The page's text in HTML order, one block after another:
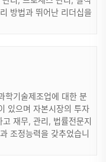
방법과 뛰어난 리더십을
학기술제조업에 대한 분
있으며 자본시장의 투자
재무, 관리, 법률전문지
조정능력을 갖추었습니